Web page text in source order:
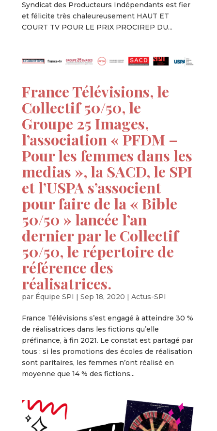
Syndicat des Producteurs Indépendants est fier
et félicite très chaleureusement HAUT ET
COURT TV POUR LE PRIX PROCIREP DU...
France Télévisions, le
Collectif 50/50, le
Groupe 25 Images,
l’association « PFDM –
Pour les femmes dans les
medias », la SACD, le SPI
et l’USPA s’associent
pour faire de la « Bible
50/50 » lancée l’an
dernier par le Collectif
50/50, le répertoire de
référence des
réalisatrices.
par Équipe SPI | Sep 18, 2020 | Actus-SPI
France Télévisions s’est engagé à atteindre 30 %
de réalisatrices dans les fictions qu’elle
préfinance, à fin 2021. Le constat est partagé par
tous : si les promotions des écoles de réalisation
sont paritaires, les femmes n’ont réalisé en
moyenne que 14 % des fictions...